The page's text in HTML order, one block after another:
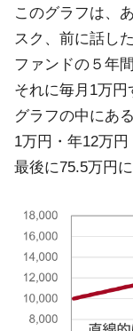
このグラフは、
スク、前に話し
ファンドの５年
それに毎月1万
グラフの中にあ
1万円・年12万円
最後に75.5万円